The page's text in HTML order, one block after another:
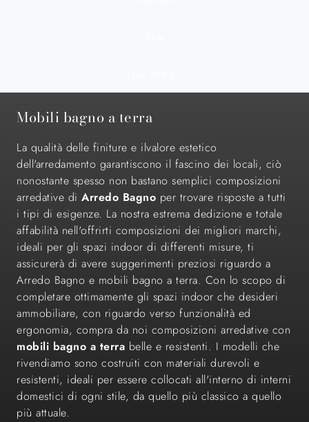
Mobili bagno a terra
La qualità delle finiture e ilvalore estetico
dell'arredamento garantiscono il fascino dei locali, ciò
nonostante spesso non bastano semplici composizioni
arredative di Arredo Bagno per trovare risposte a tutti
i tipi di esigenze. La nostra estrema dedizione e totale
affabilità nell'offrirti composizioni dei migliori marchi,
ideali per gli spazi indoor di differenti misure, ti
assicurerà di avere suggerimenti preziosi riguardo a
Arredo Bagno e mobili bagno a terra. Con lo scopo di
completare ottimamente gli spazi indoor che desideri
ammobiliare, con riguardo verso funzionalità ed
ergonomia, compra da noi composizioni arredative con
mobili bagno a terra belle e resistenti. I modelli che
rivendiamo sono costruiti con materiali durevoli e
resistenti, ideali per essere collocati all'interno di interni
domestici di ogni stile, da quello più classico a quello
più attuale.